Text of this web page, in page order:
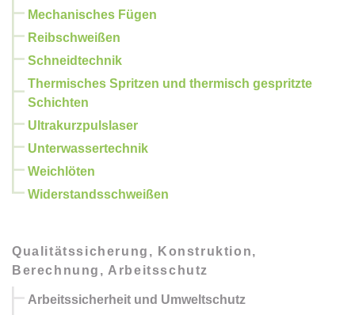
Mechanisches Fügen
Reibschweißen
Schneidtechnik
Thermisches Spritzen und thermisch gespritzte
Schichten
Ultrakurzpulslaser
Unterwassertechnik
Weichlöten
Widerstandsschweißen
Qualitätssicherung, Konstruktion,
Berechnung, Arbeitsschutz
Arbeitssicherheit und Umweltschutz